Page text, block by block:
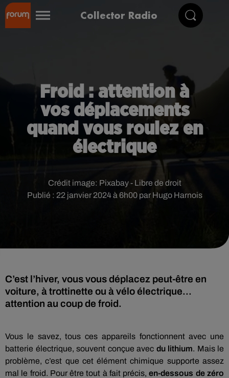
Collector Radio
Froid : attention à
vos déplacements
quand vous roulez en
électrique
Publié : 22 janvier 2024 à 6h00 par Hugo Harnois
Crédit image: Pixabay - Libre de droit
C’est l’hiver, vous vous déplacez peut-être en
voiture, à trottinette ou à vélo électrique...
attention au coup de froid.
Vous le savez, tous ces appareils fonctionnent avec une
batterie électrique, souvent conçue avec du lithium. Mais le
problème, c’est que cet élément chimique supporte assez
mal le froid. Pour être tout à fait précis,en-dessous de zéro